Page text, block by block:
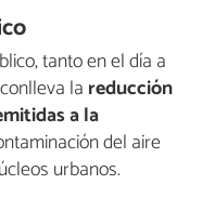
tanto en el día a
la reducción
a la
del aire
urbanos.